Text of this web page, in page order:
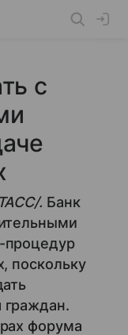
с
. Банк
процедур
поскольку
граждан.
форума